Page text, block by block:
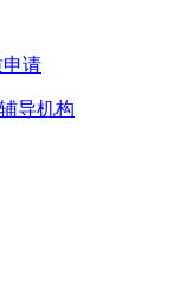
请
导机构